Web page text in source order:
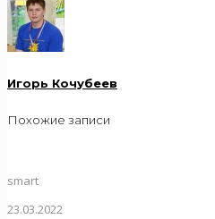
Игорь Кочубеев
Похожие записи
smart
23.03.2022